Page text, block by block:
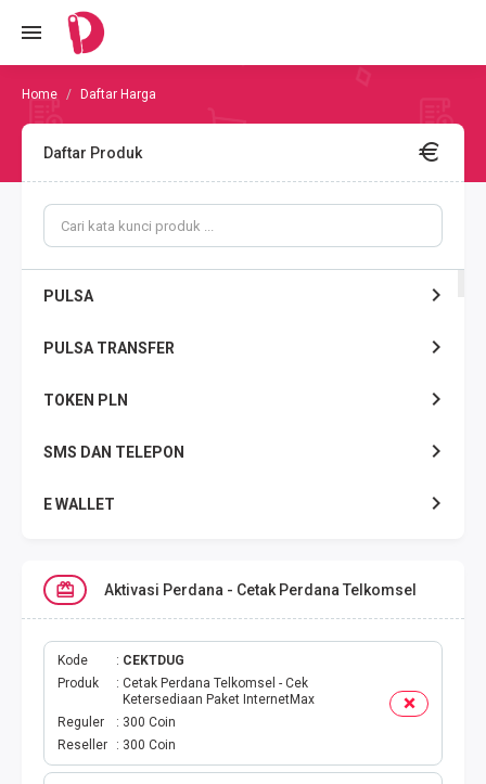
Daftar Harga
Daftar Produk
PULSA
PULSA TRANSFER
TOKEN PLN
SMS DAN TELEPON
E WALLET
DATA TELKOMSEL
DATA AXIS
DATA TRI
DATA INDOSAT
Aktivasi Perdana - Cetak Perdana Telkomsel
Kode
CEKTDUG
Produk
Cetak Perdana Telkomsel - Cek
Ketersediaan Paket InternetMax
Reguler
300 Coin
Reseller
300 Coin